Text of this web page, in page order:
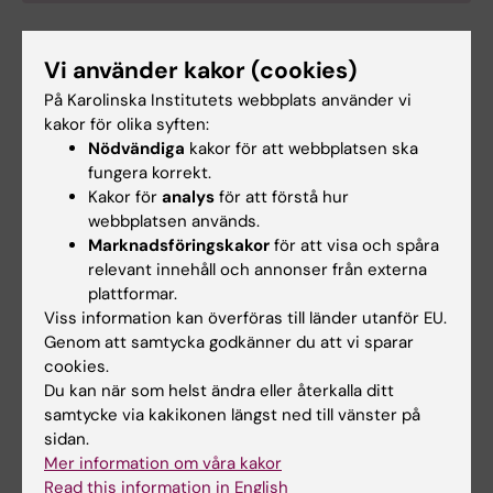
Malin Backman
Kursansvarig
E-post:
malin.backman@ki.se
Yvonne Wengström
Examinator
E-post:
yvonne.wengstrom@ki.se
Päivi Vejby
Vi använder kakor (cookies)
På Karolinska Institutets webbplats använder vi
kakor för olika syften:
Nödvändiga kakor för att webbplatsen ska
fungera korrekt.
Kakor för analys för att förstå hur
webbplatsen används.
Marknadsföringskakor för att visa och spåra
relevant innehåll och annonser från externa
plattformar.
Viss information kan överföras till länder utanför EU.
Genom att samtycka godkänner du att vi sparar
cookies.
Du kan när som helst ändra eller återkalla ditt
samtycke via kakikonen längst ned till vänster på
sidan.
Mer information om våra kakor
Read this information in English